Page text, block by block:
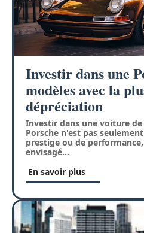
Investir dans une
modèles avec la
dépréciation
Investir dans une voiture
Porsche n'est pas
prestige ou de
envisagé…
En savoir plus